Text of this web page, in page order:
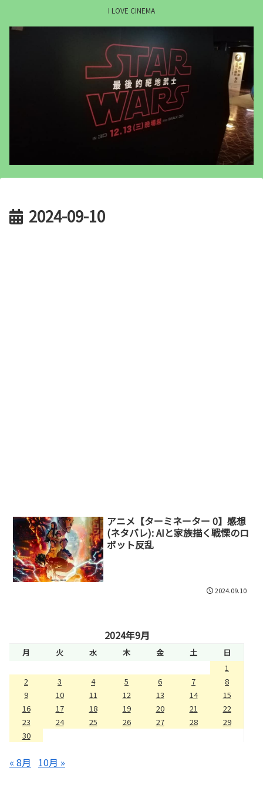
I LOVE CINEMA
2024-09-10
アニメ【ターミネーター 0】感想
(ネタバレ): AIと家族描く戦慄のロ
ボット反乱
2024.09.10
2024年9月
月 火 水 木 金 土
日
1
2
3 4 5 6 7
8
9
10 11 12 13 14
15
16
17 18 19 20 21
22
23
24 25 26 27 28
29
30
« 8月 10月 »